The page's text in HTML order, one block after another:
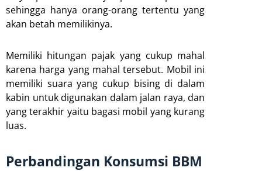
sehingga hanya orang-orang tertentu yang
akan betah memilikinya.
Memiliki hitungan pajak yang cukup mahal
karena harga yang mahal tersebut. Mobil ini
memiliki suara yang cukup bising di dalam
kabin untuk digunakan dalam jalan raya, dan
yang terakhir yaitu bagasi mobil yang kurang
luas.
Perbandingan Konsumsi BBM